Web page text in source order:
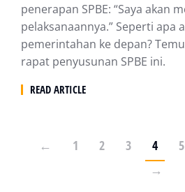
penerapan SPBE: “Saya akan
pelaksanaannya.” Seperti apa
pemerintahan ke depan?
rapat penyusunan SPBE ini.
READ ARTICLE
← 1 2 3 4 5
→